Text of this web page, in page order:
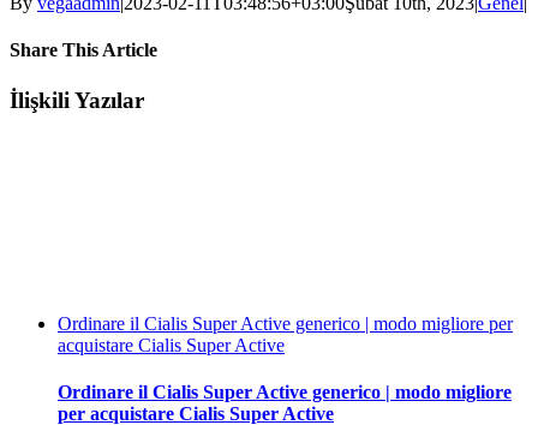
Share This Article
Facebook
Twitter
LinkedIn
WhatsApp
Tumblr
Pinterest
E-
posta
İlişkili Yazılar
Ordinare il Cialis Super Active generico | modo migliore per
acquistare Cialis Super Active
Ordinare il Cialis Super Active generico | modo migliore
per acquistare Cialis Super Active